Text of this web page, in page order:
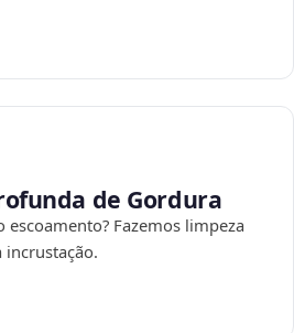
de Gordura
Fazemos limpeza
incrustação.